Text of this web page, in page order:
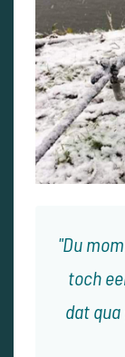
Du
toch
dat